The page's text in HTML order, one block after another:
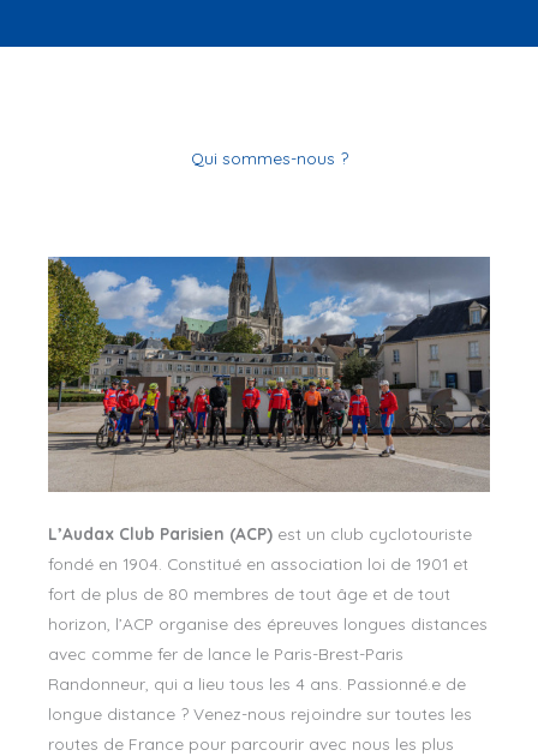
Qui sommes-nous ?
L’Audax Club Parisien (ACP) est un club cyclotouriste
fondé en 1904. Constitué en association loi de 1901 et
fort de plus de 80 membres de tout âge et de tout
horizon, l’ACP organise des épreuves longues distances
avec comme fer de lance le Paris-Brest-Paris
Randonneur, qui a lieu tous les 4 ans. Passionné.e de
longue distance ? Venez-nous rejoindre sur toutes les
routes de France pour parcourir avec nous les plus